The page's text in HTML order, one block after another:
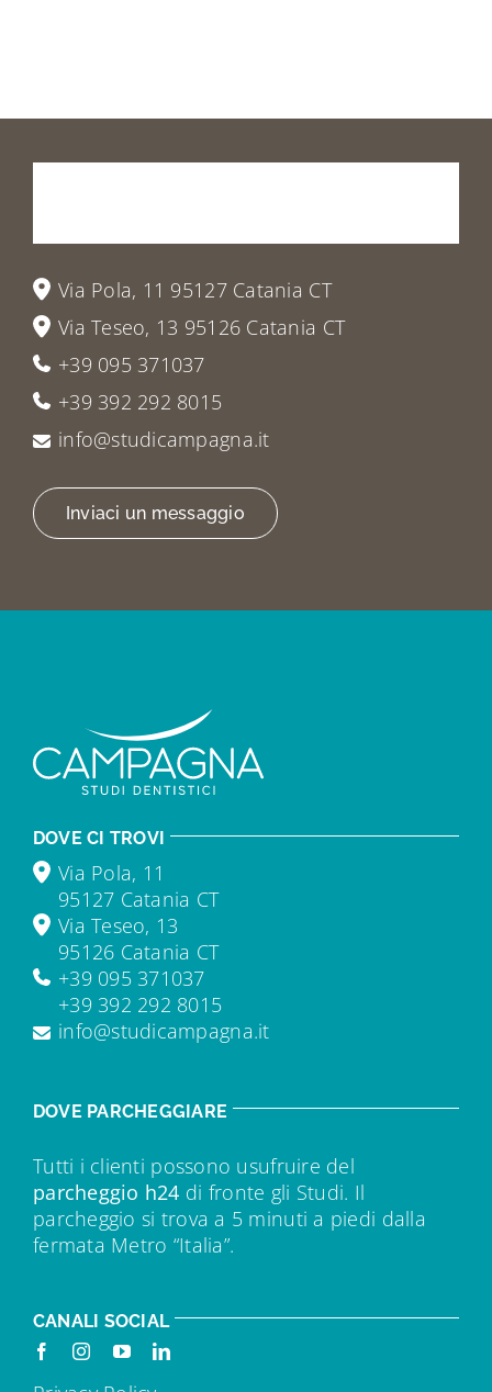
Via Pola, 11 95127 Catania CT
Via Teseo, 13 95126 Catania CT
+39 095 371037
+39 392 292 8015
info@studicampagna.it
Inviaci un messaggio
DOVE CI TROVI
Via Pola, 11
95127 Catania CT
Via Teseo, 13
95126 Catania CT
+39 095 371037
+39 392 292 8015
info@studicampagna.it
DOVE PARCHEGGIARE
Tutti i clienti possono usufruire del
parcheggio h24 di fronte gli Studi. Il
parcheggio si trova a 5 minuti a piedi dalla
fermata Metro “Italia”.
CANALI SOCIAL